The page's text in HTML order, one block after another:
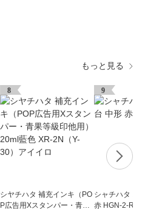
もっと見る
8
シヤチハタ 補充インキ（PO
P広告用Xスタンパー・青果
9
シャチハタ ス
赤 HGN-2-R